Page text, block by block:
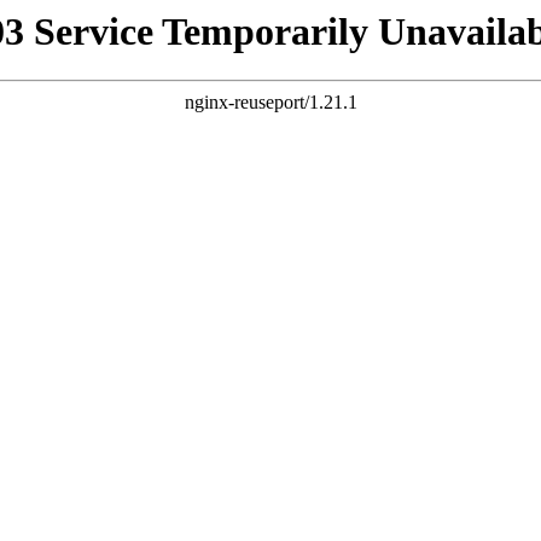
Service Temporarily
nginx-reuseport/1.21.1